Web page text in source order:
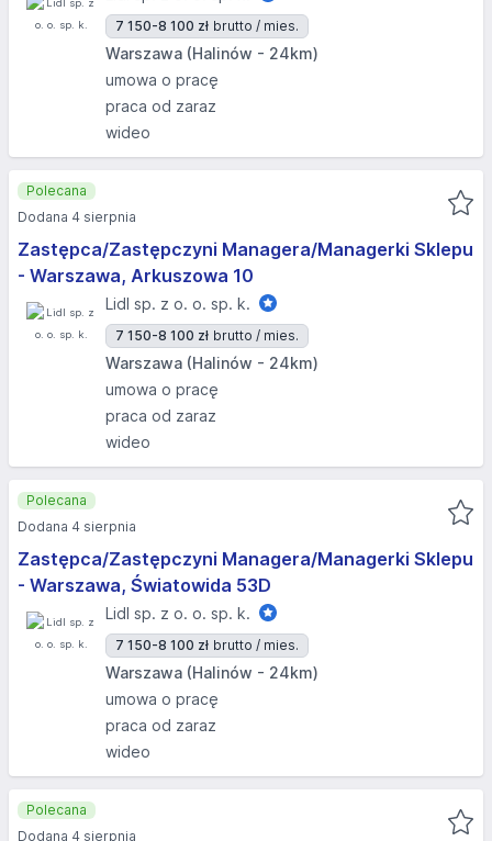
7 150-8 100 zł brutto / mies.
Warszawa (Halinów - 24km)
umowa o pracę
praca od zaraz
wideo
Zastępca/Zastępczyni Managera/Managerki Sklepu
- Warszawa, Arkuszowa 10
Lidl sp. z o. o. sp. k.
7 150-8 100 zł brutto / mies.
Warszawa (Halinów - 24km)
umowa o pracę
praca od zaraz
wideo
Polecana
Dodana 4 sierpnia
Zastępca/Zastępczyni Managera/Managerki Sklepu
- Warszawa, Światowida 53D
Lidl sp. z o. o. sp. k.
7 150-8 100 zł brutto / mies.
Warszawa (Halinów - 24km)
umowa o pracę
praca od zaraz
wideo
Polecana
Dodana 4 sierpnia
Polecana
Dodana 4 sierpnia